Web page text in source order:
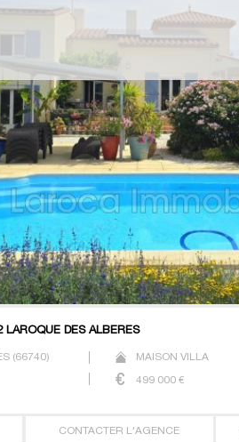
DES ALBERES
(66740) MAISON VILLA
499 000€
CONTACTER L'AGENCE